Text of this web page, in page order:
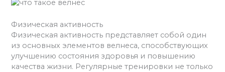
Физическая активность
Физическая активность представляет собой один
из основных элементов велнеса, способствующих
улучшению состояния здоровья и повышению
качества жизни. Регулярные тренировки не только